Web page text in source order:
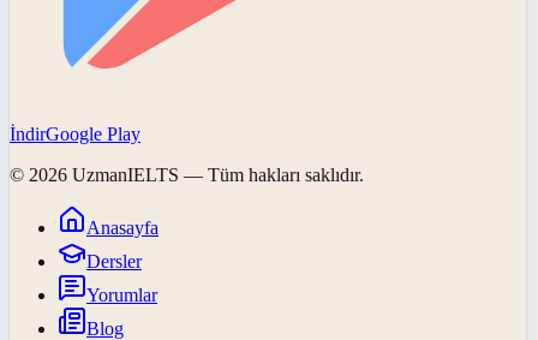
İndirGoogle Play
© 2026 UzmanIELTS — Tüm hakları saklıdır.
Anasayfa
Dersler
Yorumlar
Blog